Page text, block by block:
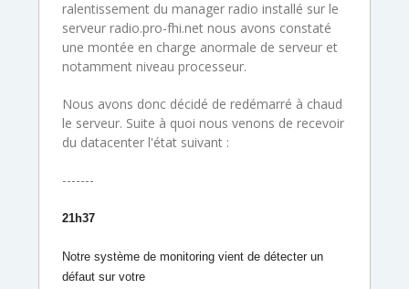
ralentissement du manager radio installé sur le
serveur radio.pro-fhi.net nous avons constaté
une montée en charge anormale de serveur et
notamment niveau processeur.
Nous avons donc décidé de redémarré à chaud
le serveur. Suite à quoi nous venons de recevoir
du datacenter l'état suivant :
-------
21h37
Notre système de monitoring vient de détecter un
défaut sur votre